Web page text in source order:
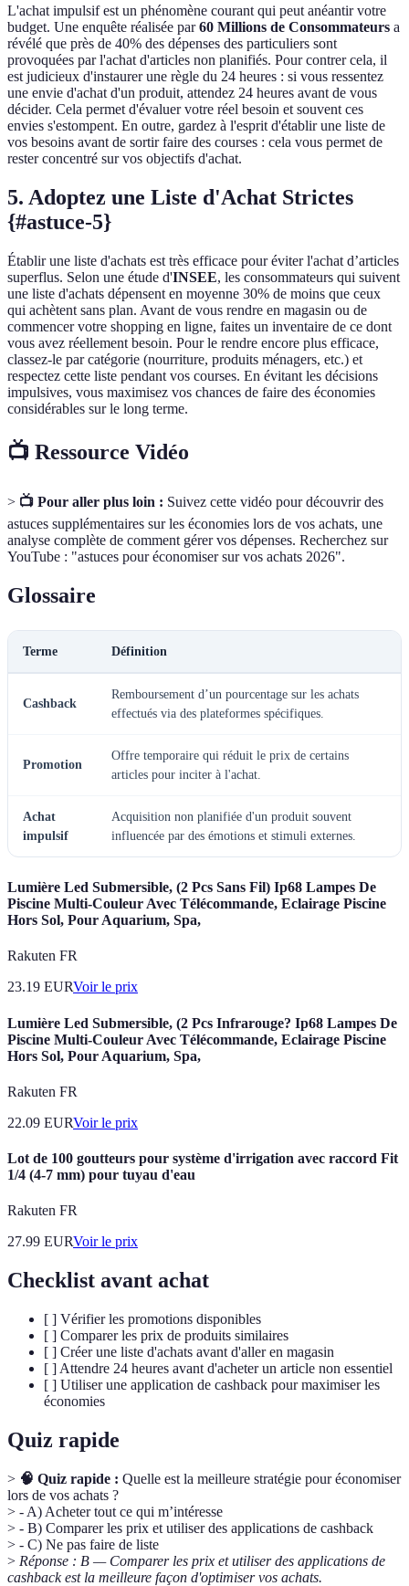
L'achat impulsif est un phénomène courant qui peut anéantir votre
budget. Une enquête réalisée par60 Millions de Consommateurs a
révélé que près de 40% des dépenses des particuliers sont
provoquées par l'achat d'articles non planifiés. Pour contrer cela, il
est judicieux d'instaurer une règle du 24 heures : si vous ressentez
une envie d'achat d'un produit, attendez 24 heures avant de vous
décider. Cela permet d'évaluer votre réel besoin et souvent ces
envies s'estompent. En outre, gardez à l'esprit d'établir une liste de
vos besoins avant de sortir faire des courses : cela vous permet de
rester concentré sur vos objectifs d'achat.
5. Adoptez une Liste d'Achat Strictes
{#astuce-5}
Établir une liste d'achats est très efficace pour éviter l'achat d’articles
superflus. Selon une étude d'INSEE, les consommateurs qui suivent
une liste d'achats dépensent en moyenne 30% de moins que ceux
qui achètent sans plan. Avant de vous rendre en magasin ou de
commencer votre shopping en ligne, faites un inventaire de ce dont
vous avez réellement besoin. Pour le rendre encore plus efficace,
classez-le par catégorie (nourriture, produits ménagers, etc.) et
respectez cette liste pendant vos courses. En évitant les décisions
impulsives, vous maximisez vos chances de faire des économies
considérables sur le long terme.
📺 Ressource Vidéo
> 📺 Pour aller plus loin : Suivez cette vidéo pour découvrir des
astuces supplémentaires sur les économies lors de vos achats, une
analyse complète de comment gérer vos dépenses. Recherchez sur
YouTube : "astuces pour économiser sur vos achats 2026".
Glossaire
Terme Définition
Cashback
Remboursement d’un pourcentage sur les achats
effectués via des plateformes spécifiques.
Promotion
Offre temporaire qui réduit le prix de certains
articles pour inciter à l'achat.
Achat
impulsif
Acquisition non planifiée d'un produit souvent
influencée par des émotions et stimuli externes.
Lumière Led Submersible, (2 Pcs Sans Fil) Ip68 Lampes De
Piscine Multi-Couleur Avec Télécommande, Eclairage Piscine
Hors Sol, Pour Aquarium, Spa,
Rakuten FR
23.19 EURVoir le prix
Lumière Led Submersible, (2 Pcs Infrarouge? Ip68 Lampes De
Piscine Multi-Couleur Avec Télécommande, Eclairage Piscine
Hors Sol, Pour Aquarium, Spa,
Rakuten FR
22.09 EURVoir le prix
Lot de 100 goutteurs pour système d'irrigation avec raccord Fit
1/4 (4-7 mm) pour tuyau d'eau
Rakuten FR
27.99 EURVoir le prix
Checklist avant achat
[ ] Vérifier les promotions disponibles
[ ] Comparer les prix de produits similaires
[ ] Créer une liste d'achats avant d'aller en magasin
[ ] Attendre 24 heures avant d'acheter un article non essentiel
[ ] Utiliser une application de cashback pour maximiser les
économies
Quiz rapide
> 🧠 Quiz rapide : Quelle est la meilleure stratégie pour économiser
lors de vos achats ?
> - A) Acheter tout ce qui m’intéresse
> - B) Comparer les prix et utiliser des applications de cashback
> - C) Ne pas faire de liste
> Réponse : B — Comparer les prix et utiliser des applications de
cashback est la meilleure façon d'optimiser vos achats.